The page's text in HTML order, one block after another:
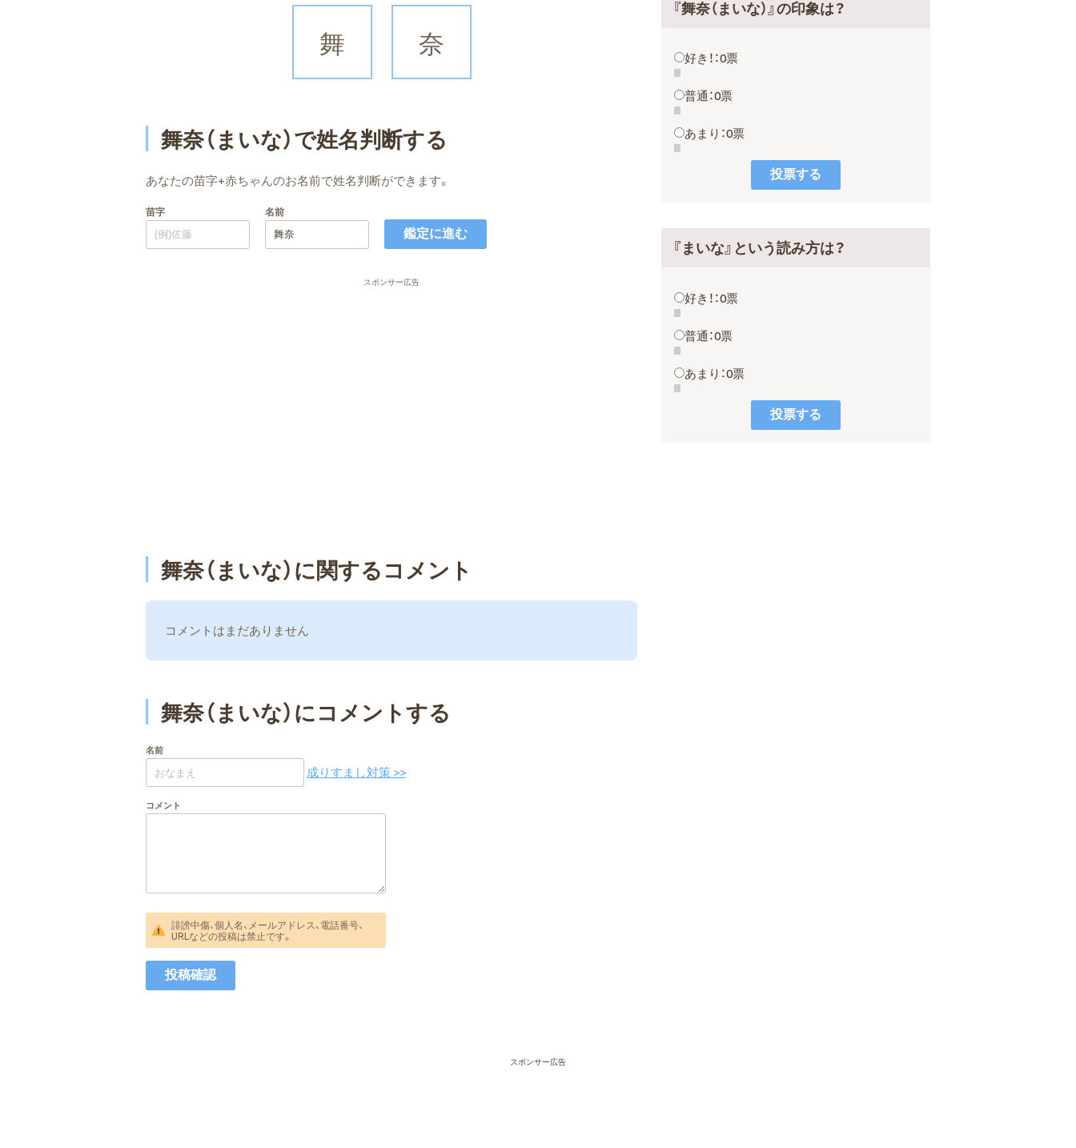
舞 奈
舞奈（まいな）で姓名判断する
あなたの苗字+赤ちゃんのお名前で姓名判断ができます。
苗字 名前
スポンサー広告
舞奈（まいな）に関するコメント
コメントはまだありません
舞奈（まいな）にコメントする
名前
成りすまし対策 >>
コメント
誹謗中傷、個人名、メールアドレス、電話番号、
URLなどの投稿は禁止です。
『舞奈（まいな）』の印象は？
好き！：0票
普通：0票
あまり：0票
『まいな』という読み方は？
好き！：0票
普通：0票
あまり：0票
スポンサー広告